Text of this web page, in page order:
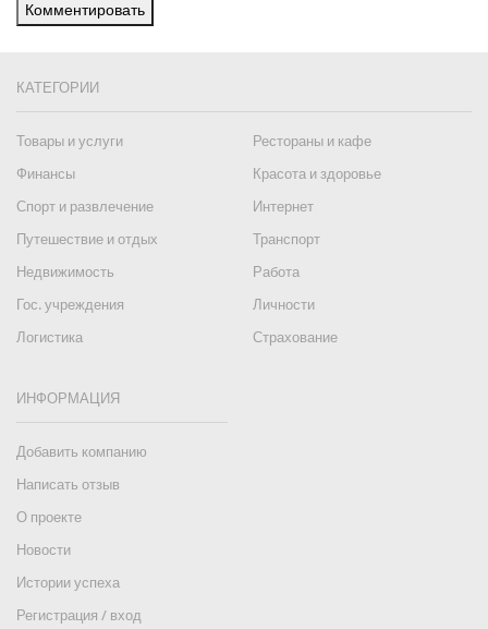
Комментировать
КАТЕГОРИИ
Товары и услуги
Рестораны и кафе
Финансы
Красота и здоровье
Спорт и развлечение
Интернет
Путешествие и отдых
Транспорт
Недвижимость
Работа
Гос. учреждения
Личности
Логистика
Страхование
ИНФОРМАЦИЯ
Добавить компанию
Написать отзыв
О проекте
Новости
Истории успеха
Регистрация / вход